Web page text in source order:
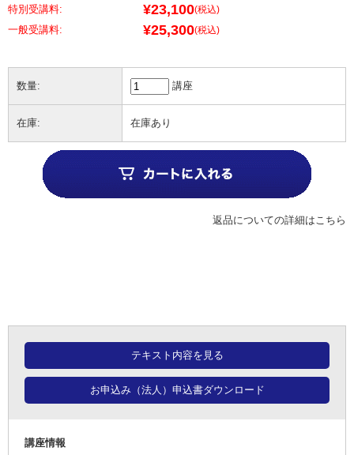
特別受講料: ¥23,100(税込)
¥25,300(税込)
数量: 講座
在庫: 在庫あり
返品についての詳細はこちら
テキスト内容を見る
お申込み（法人）申込書ダウンロード
講座情報